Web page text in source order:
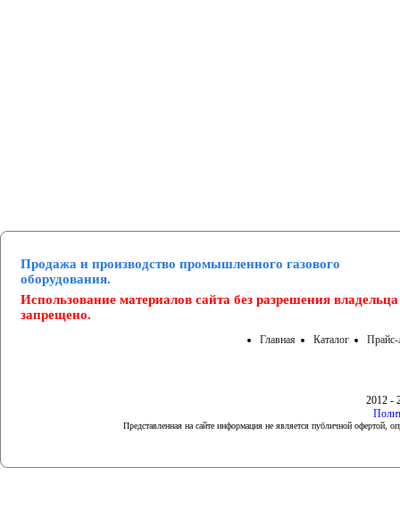
Продажа и производство промышленного газового
оборудования.
Использование материалов сайта без разрешения владельца
запрещено.
Главная Каталог Прайс-
2012 -
Представленная на сайте информация не является публичной